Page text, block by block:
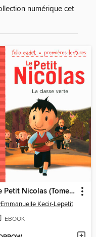
numérique cet
Le Petit Nicolas (Tome 33)--La classe verte
Emmanuelle Kecir-Lepetit
EBOOK